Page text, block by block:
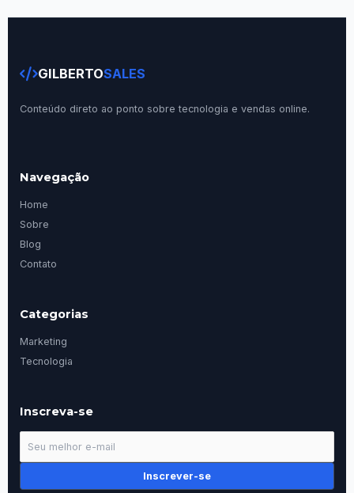
GILBERTOSALES
Conteúdo direto ao ponto sobre tecnologia e vendas online.
Navegação
Home
Sobre
Blog
Contato
Categorias
Marketing
Tecnologia
Inscreva-se
Inscrever-se